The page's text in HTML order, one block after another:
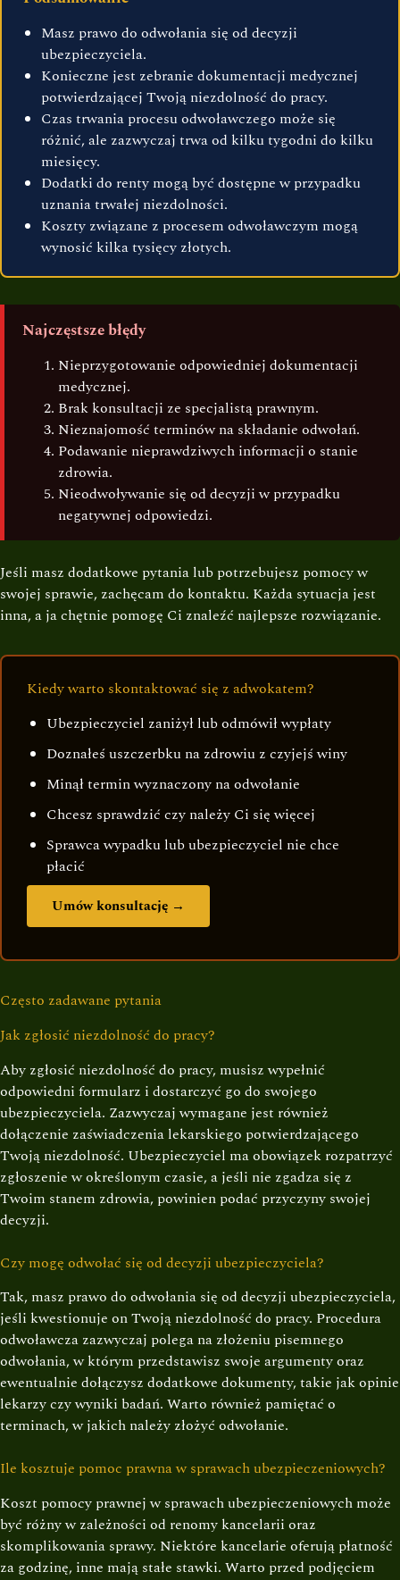
Masz prawo do odwołania się od decyzji
ubezpieczyciela.
Konieczne jest zebranie dokumentacji medycznej
potwierdzającej Twoją niezdolność do pracy.
Czas trwania procesu odwoławczego może się
różnić, ale zazwyczaj trwa od kilku tygodni do kilku
miesięcy.
Dodatki do renty mogą być dostępne w przypadku
uznania trwałej niezdolności.
Koszty związane z procesem odwoławczym mogą
wynosić kilka tysięcy złotych.
Najczęstsze błędy
Nieprzygotowanie odpowiedniej dokumentacji
medycznej.
Brak konsultacji ze specjalistą prawnym.
Nieznajomość terminów na składanie odwołań.
Podawanie nieprawdziwych informacji o stanie
zdrowia.
Nieodwoływanie się od decyzji w przypadku
negatywnej odpowiedzi.
Jeśli masz dodatkowe pytania lub potrzebujesz pomocy w
swojej sprawie, zachęcam do kontaktu. Każda sytuacja jest
inna, a ja chętnie pomogę Ci znaleźć najlepsze rozwiązanie.
Kiedy warto skontaktować się z adwokatem?
Ubezpieczyciel zaniżył lub odmówił wypłaty
Doznałeś uszczerbku na zdrowiu z czyjejś winy
Minął termin wyznaczony na odwołanie
Chcesz sprawdzić czy należy Ci się więcej
Sprawca wypadku lub ubezpieczyciel nie chce
płacić
Umów konsultację →
Często zadawane pytania
Jak zgłosić niezdolność do pracy?
Aby zgłosić niezdolność do pracy, musisz wypełnić
odpowiedni formularz i dostarczyć go do swojego
ubezpieczyciela. Zazwyczaj wymagane jest również
dołączenie zaświadczenia lekarskiego potwierdzającego
Twoją niezdolność. Ubezpieczyciel ma obowiązek rozpatrzyć
zgłoszenie w określonym czasie, a jeśli nie zgadza się z
Twoim stanem zdrowia, powinien podać przyczyny swojej
decyzji.
Czy mogę odwołać się od decyzji ubezpieczyciela?
Tak, masz prawo do odwołania się od decyzji ubezpieczyciela,
jeśli kwestionuje on Twoją niezdolność do pracy. Procedura
odwoławcza zazwyczaj polega na złożeniu pisemnego
odwołania, w którym przedstawisz swoje argumenty oraz
ewentualnie dołączysz dodatkowe dokumenty, takie jak opinie
lekarzy czy wyniki badań. Warto również pamiętać o
terminach, w jakich należy złożyć odwołanie.
Ile kosztuje pomoc prawna w sprawach ubezpieczeniowych?
Koszt pomocy prawnej w sprawach ubezpieczeniowych może
być różny w zależności od renomy kancelarii oraz
skomplikowania sprawy. Niektóre kancelarie oferują płatność
za godzinę, inne mają stałe stawki. Warto przed podjęciem